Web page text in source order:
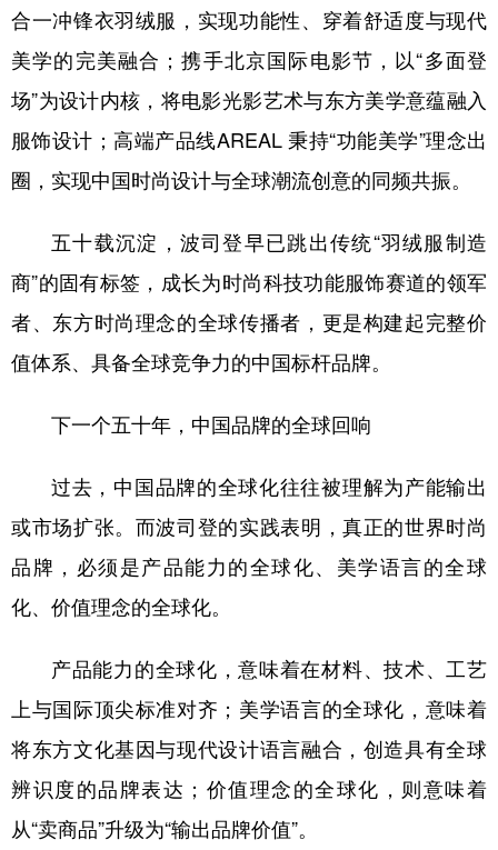
合一冲锋衣羽绒服，实现功能性、穿着舒适度与现代
美学的完美融合；携手北京国际电影节，以“多面登
场”为设计内核，将电影光影艺术与东方美学意蕴融入
服饰设计；高端产品线AREAL 秉持“功能美学”理念出
圈，实现中国时尚设计与全球潮流创意的同频共振。
五十载沉淀，波司登早已跳出传统“羽绒服制造
商”的固有标签，成长为时尚科技功能服饰赛道的领军
者、东方时尚理念的全球传播者，更是构建起完整价
值体系、具备全球竞争力的中国标杆品牌。
下一个五十年，中国品牌的全球回响
过去，中国品牌的全球化往往被理解为产能输出
或市场扩张。而波司登的实践表明，真正的世界时尚
品牌，必须是产品能力的全球化、美学语言的全球
化、价值理念的全球化。
产品能力的全球化，意味着在材料、技术、工艺
上与国际顶尖标准对齐；美学语言的全球化，意味着
将东方文化基因与现代设计语言融合，创造具有全球
辨识度的品牌表达；价值理念的全球化，则意味着
从“卖商品”升级为“输出品牌价值”。